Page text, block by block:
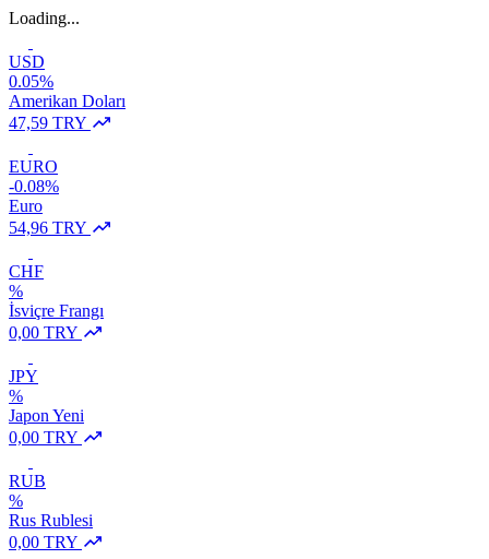
Loading...
USD
0.05%
Amerikan Doları
47,59 TRY
EURO
-0.08%
Euro
54,96 TRY
CHF
%
İsviçre Frangı
0,00 TRY
JPY
%
Japon Yeni
0,00 TRY
RUB
%
Rus Rublesi
0,00 TRY